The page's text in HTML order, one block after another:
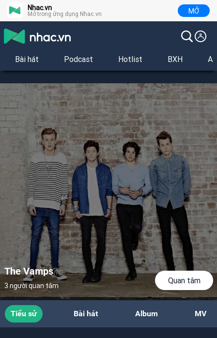
Nhac.vn
Mở trong ứng dụng Nhac.vn MỞ
Bài hát Podcast Hotlist BXH
The Vamps
3 người quan tâm
Quan tâm
Tiểu sử Bài hát Album MV